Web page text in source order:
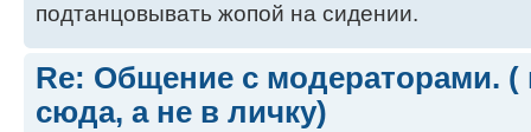
подтанцовывать жопой на сидении.
Re: Общение с модераторами.
сюда, а не в личку)